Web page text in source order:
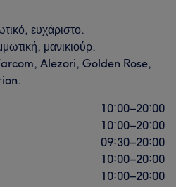
ευχάριστο.
μανικιούρ.
Alezori, Golden Rose,
10:00–20:00
10:00–20:00
09:30–20:00
10:00–20:00
10:00–20:00